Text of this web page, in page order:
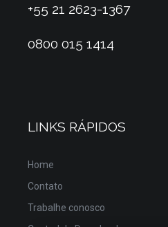
+55 21 2623-1367
0800 015 1414
LINKS RÁPIDOS
Home
Contato
Trabalhe conosco